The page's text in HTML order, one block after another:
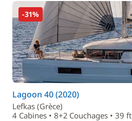
-31%
Lagoon 40 (2020)
Lefkas (Grèce)
4 Cabines • 8+2 Couchages • 39 ft